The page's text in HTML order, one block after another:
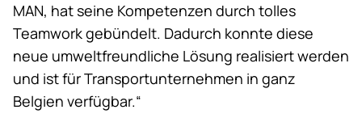
MAN, hat seine Kompetenzen durch tolles
Teamwork gebündelt. Dadurch konnte diese
neue umweltfreundliche Lösung realisiert werden
und ist für Transportunternehmen in ganz
Belgien verfügbar.“